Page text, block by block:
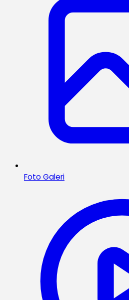
Foto Galeri